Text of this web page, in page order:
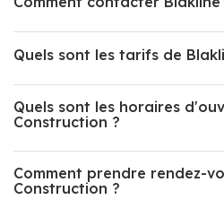
Quels sont les tarifs de
Quels sont les horaires
Construction ?
Comment prendre rendez-
Construction ?